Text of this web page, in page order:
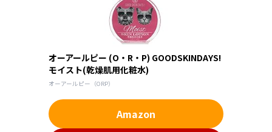
オーアールピー (O・R・P) GOODSKINDAYS!
モイスト(乾燥肌用化粧水)
オーアールピー（ORP）
Amazon